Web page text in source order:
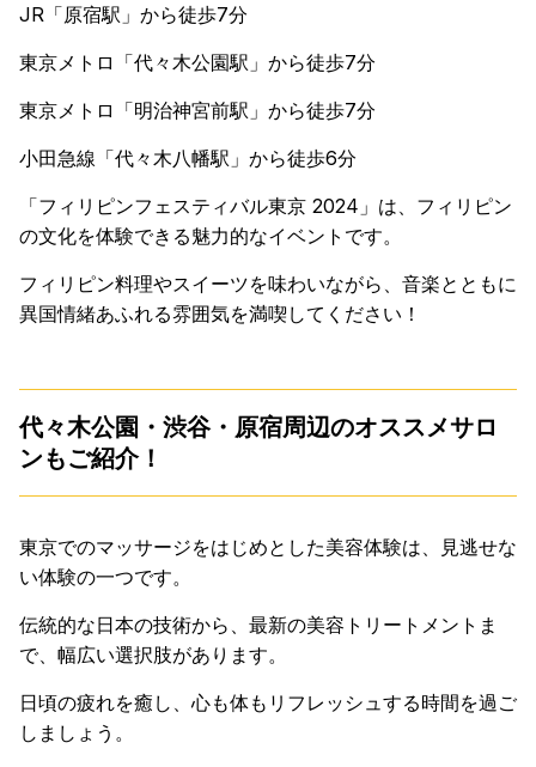
JR「原宿駅」から徒歩7分
東京メトロ「代々木公園駅」から徒歩7分
東京メトロ「明治神宮前駅」から徒歩7分
小田急線「代々木八幡駅」から徒歩6分
「フィリピンフェスティバル東京 2024」は、フィリピン
の文化を体験できる魅力的なイベントです。
フィリピン料理やスイーツを味わいながら、音楽とともに
異国情緒あふれる雰囲気を満喫してください！
代々木公園・渋谷・原宿周辺のオススメサロ
ンもご紹介！
東京でのマッサージをはじめとした美容体験は、見逃せな
い体験の一つです。
伝統的な日本の技術から、最新の美容トリートメントま
で、幅広い選択肢があります。
日頃の疲れを癒し、心も体もリフレッシュする時間を過ご
しましょう。